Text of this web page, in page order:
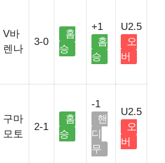
V바
렌나
3-0
홈
승
+1
홈
승
U2.5
오
버
구마
모토
2-1
홈
승
-1
핸
디
무
U2.5
오
버